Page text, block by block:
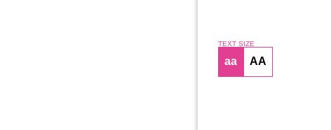
TEXT SIZE
aa AA